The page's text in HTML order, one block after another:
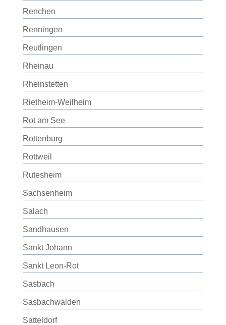
Renchen
Renningen
Reutlingen
Rheinau
Rheinstetten
Rietheim-Weilheim
Rot am See
Rottenburg
Rottweil
Rutesheim
Sachsenheim
Salach
Sandhausen
Sankt Johann
Sankt Leon-Rot
Sasbach
Sasbachwalden
Satteldorf